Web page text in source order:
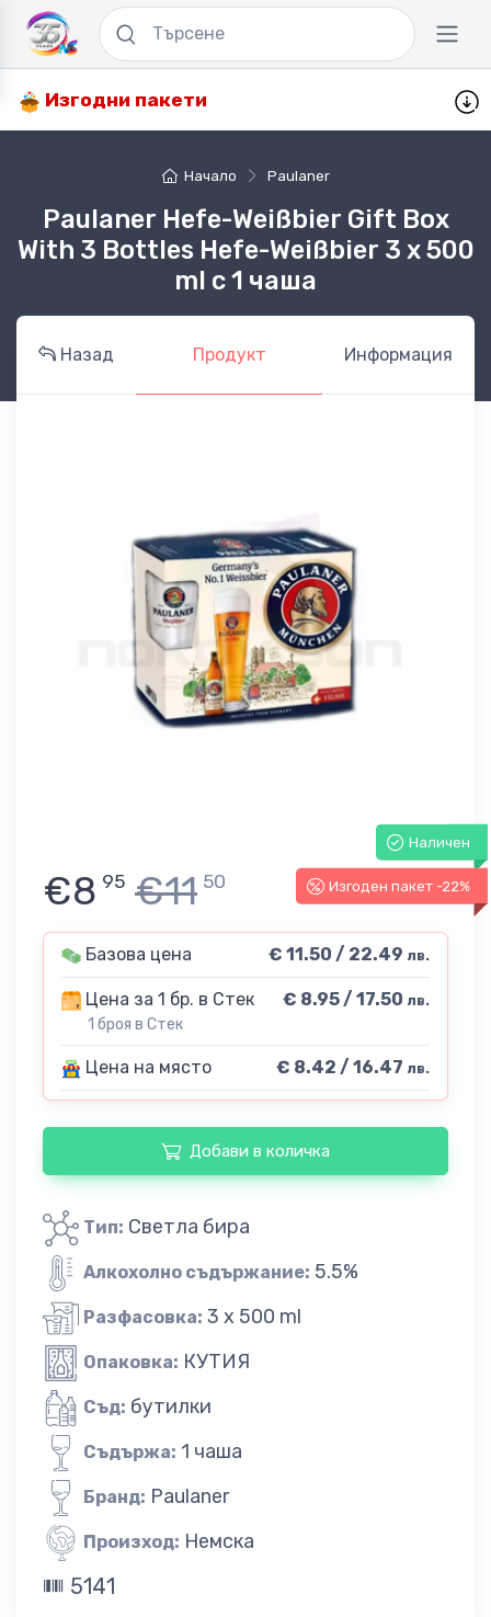
Изгодни пакети
Начало Paulaner
Paulaner Hefe-Weißbier Gift Box
With 3 Bottles Hefe-Weißbier 3 x 500
ml с 1 чаша
Назад Продукт Информация
Наличен
Изгоден пакет -22%
€8 95 €11 50
Базова цена € 11.50 / 22.49 лв.
Цена за 1 бр. в Стек
1 броя в Стек
€ 8.95 / 17.50 лв.
Цена на място € 8.42 / 16.47 лв.
Добави в количка
Тип: Светла бира
Алкохолно съдържание: 5.5%
Разфасовка: 3 x 500 ml
Опаковка: КУТИЯ
Съд: бутилки
Съдържа: 1 чаша
Бранд: Paulaner
Произход: Немска
5141